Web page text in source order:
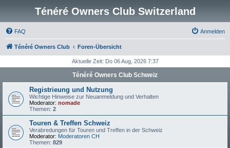
Ténéré Owners Club Switzerland
FAQ Anmelden
Ténéré Owners Club Foren-Übersicht
Aktuelle Zeit: Do 06 Aug, 2026 7:37
Ténéré Owners Club Schweiz
Registrieung und Nutzung
Wichtige Hinweise zur Neuanmeldung und Verhalten
Moderator: nomade
Themen: 2
Touren & Treffen Schweiz
Verabredungen für Touren und Treffen in der Schweiz
Moderator: Moderatoren CH
Themen: 829